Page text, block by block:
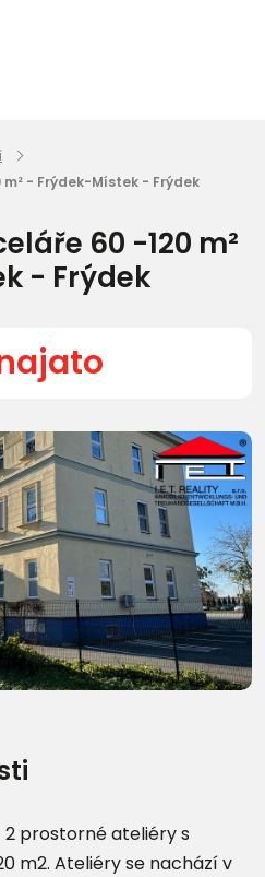
- Frýdek-Místek - Frýdek
60 -120 m²
- Frýdek
(28)
prostorné ateliéry s
m2. Ateliéry se nachází v